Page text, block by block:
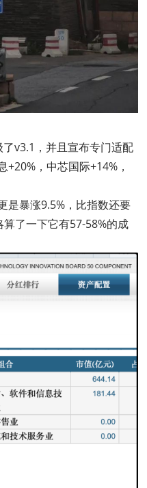
v3.1，并且宣布专门适配
，中芯国际+14%，
是暴涨9.5%，比指数还要
了一下它有57-58%的成